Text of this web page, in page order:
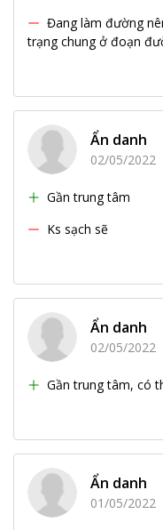
Đang làm đường
trạng chung ở đoạn
Ẩn danh
02/05/2022
Gần trung tâm
Ks sạch sẽ
Ẩn danh
02/05/2022
Gần trung tâm, có
Ẩn danh
01/05/2022